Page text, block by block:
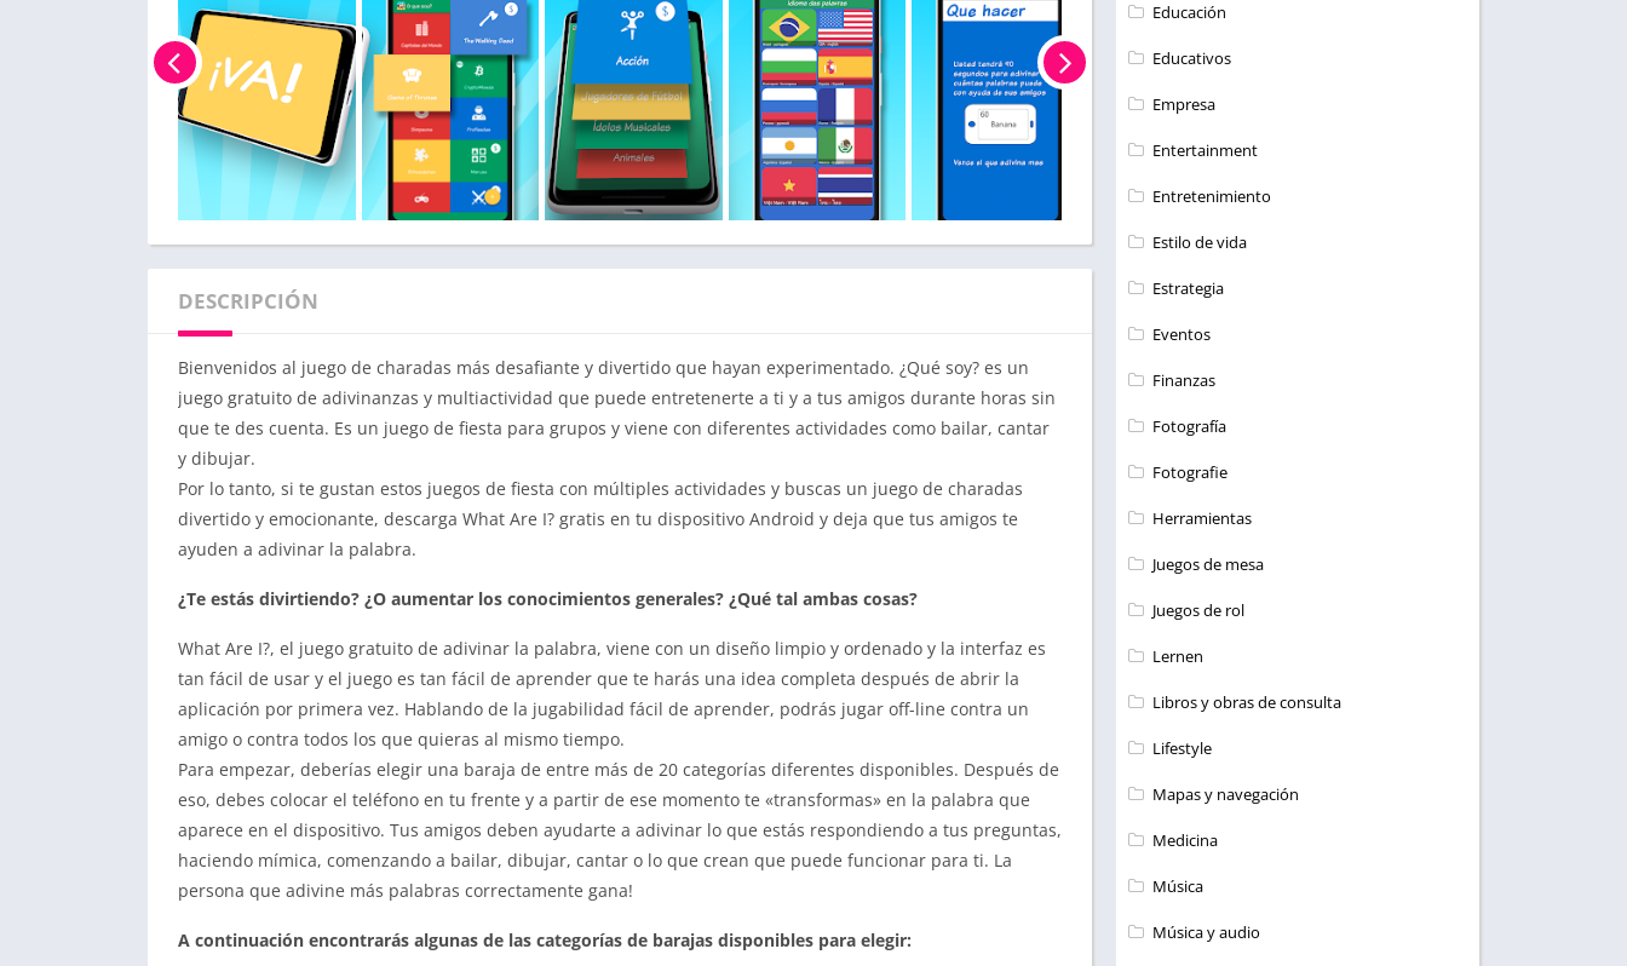
DESCRIPCIÓN
Bienvenidos al juego de charadas más desafiante y divertido que hayan experimentado. ¿Qué soy? es un
juego gratuito de adivinanzas y multiactividad que puede entretenerte a ti y a tus amigos durante horas sin
que te des cuenta. Es un juego de fiesta para grupos y viene con diferentes actividades como bailar, cantar
y dibujar.
Por lo tanto, si te gustan estos juegos de fiesta con múltiples actividades y buscas un juego de charadas
divertido y emocionante, descarga What Are I? gratis en tu dispositivo Android y deja que tus amigos te
ayuden a adivinar la palabra.
¿Te estás divirtiendo? ¿O aumentar los conocimientos generales? ¿Qué tal ambas cosas?
What Are I?, el juego gratuito de adivinar la palabra, viene con un diseño limpio y ordenado y la interfaz es
tan fácil de usar y el juego es tan fácil de aprender que te harás una idea completa después de abrir la
aplicación por primera vez. Hablando de la jugabilidad fácil de aprender, podrás jugar off-line contra un
amigo o contra todos los que quieras al mismo tiempo.
Para empezar, deberías elegir una baraja de entre más de 20 categorías diferentes disponibles. Después de
eso, debes colocar el teléfono en tu frente y a partir de ese momento te «transformas» en la palabra que
aparece en el dispositivo. Tus amigos deben ayudarte a adivinar lo que estás respondiendo a tus preguntas,
haciendo mímica, comenzando a bailar, dibujar, cantar o lo que crean que puede funcionar para ti. La
persona que adivine más palabras correctamente gana!
A continuación encontrarás algunas de las categorías de barajas disponibles para elegir:
Educación
Educativos
Empresa
Entertainment
Entretenimiento
Estilo de vida
Estrategia
Eventos
Finanzas
Fotografía
Fotografie
Herramientas
Juegos de mesa
Juegos de rol
Lernen
Libros y obras de consulta
Lifestyle
Mapas y navegación
Medicina
Música
Música y audio